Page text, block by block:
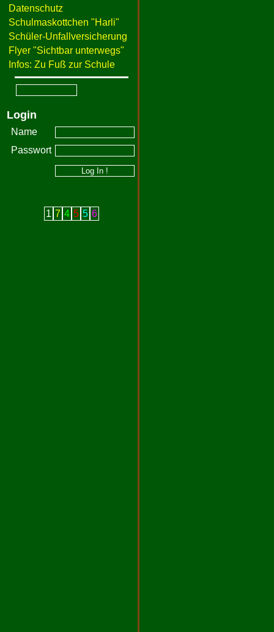
Datenschutz
Schulmaskottchen "Harli"
Schüler-Unfallversicherung
Flyer "Sichtbar unterwegs"
Infos: Zu Fuß zur Schule
Login
Name
Passwort
1 7 4 5 5 6